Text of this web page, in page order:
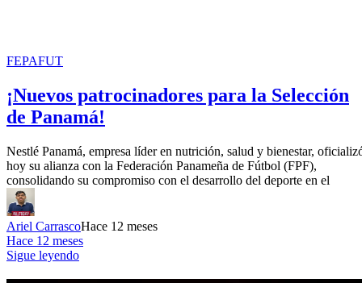
FEPAFUT
¡Nuevos patrocinadores para la Selección
de Panamá!
Nestlé Panamá, empresa líder en nutrición, salud y bienestar,
hoy su alianza con la Federación Panameña de Fútbol (FPF),
consolidando su compromiso con el desarrollo del deporte en el
Ariel CarrascoHace 12 meses
Hace 12 meses
Sigue leyendo